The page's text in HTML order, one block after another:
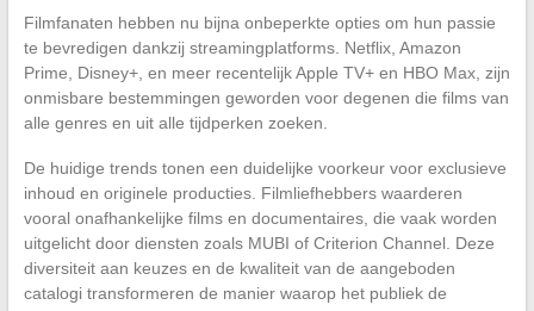
Filmfanaten hebben nu bijna onbeperkte opties om hun passie
te bevredigen dankzij streamingplatforms. Netflix, Amazon
Prime, Disney+, en meer recentelijk Apple TV+ en HBO Max, zijn
onmisbare bestemmingen geworden voor degenen die films van
alle genres en uit alle tijdperken zoeken.
De huidige trends tonen een duidelijke voorkeur voor exclusieve
inhoud en originele producties. Filmliefhebbers waarderen
vooral onafhankelijke films en documentaires, die vaak worden
uitgelicht door diensten zoals MUBI of Criterion Channel. Deze
diversiteit aan keuzes en de kwaliteit van de aangeboden
catalogi transformeren de manier waarop het publiek de